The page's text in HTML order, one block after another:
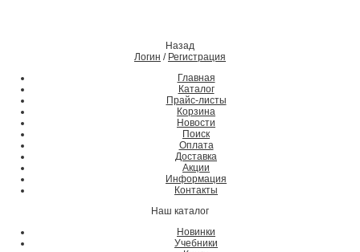
Назад
Логин / Регистрация
Главная
Каталог
Прайс-листы
Корзина
Новости
Поиск
Оплата
Доставка
Акции
Информация
Контакты
Наш каталог
Новинки
Учебники